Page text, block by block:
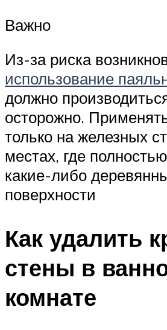
Важно
Из-за риска
использование
должно
осторожно.
только на железных
местах, где
какие-либо
поверхности
Как удалить
стены в
комнате